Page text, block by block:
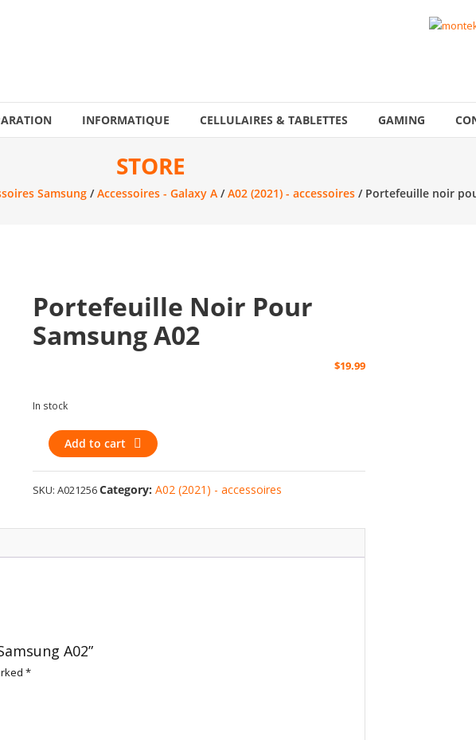
INFORMATIQUE CELLULAIRES & TABLETTES GAMING
STORE
Samsung/Accessoires - Galaxy A/A02 (2021) - accessoires/ Portefeuille noir
Portefeuille Noir Pour
Samsung A02
$19.99
In stock
Portefeuille
noir
pour
Samsung
quantity
Add to cart
SKU:A021256Category:A02 (2021) - accessoires
A02”
*